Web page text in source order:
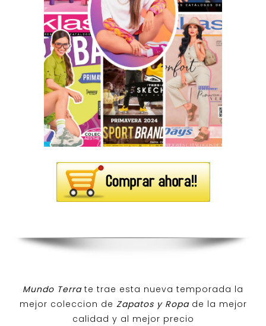
Mundo Terra te trae esta nueva temporada la
mejor coleccion de Zapatos y Ropa de la mejor
calidad y al mejor precio